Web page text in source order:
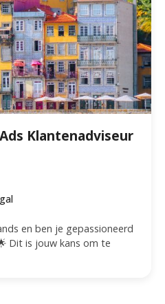
Klantenadviseur
en ben je gepassioneerd
Dit is jouw kans om te